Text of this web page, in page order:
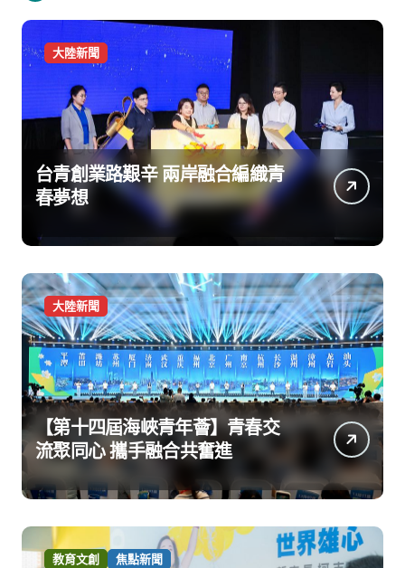
大陸新聞
台青創業路艱辛 兩岸融合編織青
春夢想
大陸新聞
【第十四屆海峽青年薈】青春交
流聚同心 攜手融合共奮進
教育文創 焦點新聞